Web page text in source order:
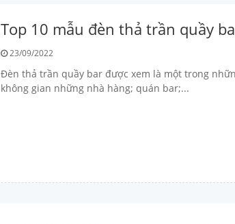
Top 10 mẫu đèn thả trần quầy
23/09/2022
Đèn thả trần quầy bar được xem là một trong
không gian những nhà hàng; quán bar;...